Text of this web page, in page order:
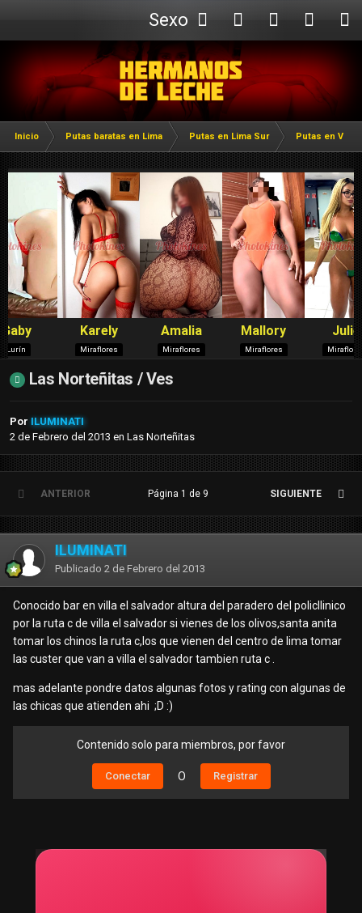
Sexo
Webcam
Inicio Putas baratas en Lima Putas en Lima Sur Putas en Villa
Las Norteñitas / Ves
Por ILUMINATI
2 de Febrero del 2013 en Las Norteñitas
ANTERIOR SIGUIENTE
Página 1 de 9
ILUMINATI
Publicado 2 de Febrero del 2013
Conocido bar en villa el salvador altura del paradero del policllinico
por la ruta c de villa el salvador si vienes de los olivos,santa anita
tomar los chinos la ruta c,los que vienen del centro de lima tomar
las custer que van a villa el salvador tambien ruta c .
mas adelante pondre datos algunas fotos y rating con algunas de
las chicas que atienden ahi ;D :)
Contenido solo para miembros, por favor
Conectar O Registrar